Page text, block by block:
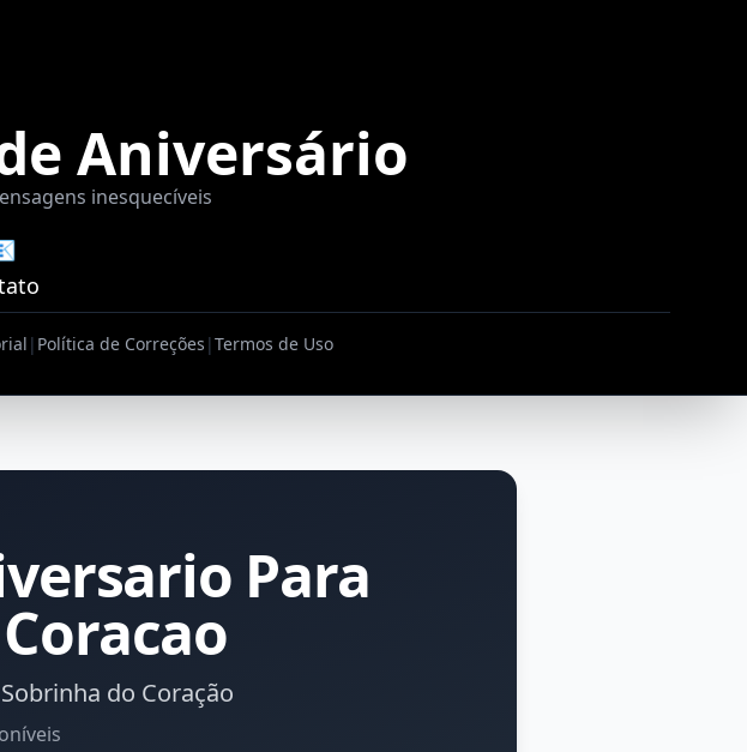
Aniversário
inesquecíveis
| Política de Correções |Termos de Uso
Para
do Coração